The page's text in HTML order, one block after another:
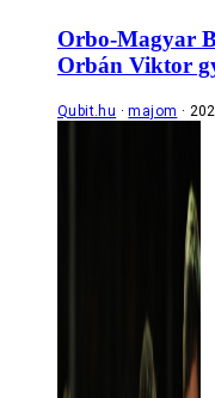
Orbo-Magyar
Orbán Viktor
Qubit.hu majom